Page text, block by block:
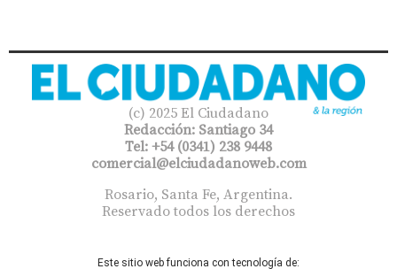
(c) 2025 El Ciudadano
Redacción: Santiago 34
Tel: +54 (0341) 238 9448
comercial@elciudadanoweb.com​
Rosario, Santa Fe, Argentina.
Reservado todos los derechos
Este sitio web funciona con tecnología de: